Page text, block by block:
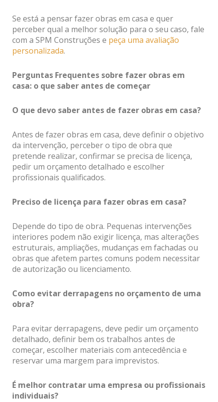
Se está a pensar fazer obras em casa e quer
perceber qual a melhor solução para o seu caso, fale
com a SPM Construções e peça uma avaliação
personalizada.
Perguntas Frequentes sobre fazer obras em
casa: o que saber antes de começar
O que devo saber antes de fazer obras em casa?
Antes de fazer obras em casa, deve definir o objetivo
da intervenção, perceber o tipo de obra que
pretende realizar, confirmar se precisa de licença,
pedir um orçamento detalhado e escolher
profissionais qualificados.
Preciso de licença para fazer obras em casa?
Depende do tipo de obra. Pequenas intervenções
interiores podem não exigir licença, mas alterações
estruturais, ampliações, mudanças em fachadas ou
obras que afetem partes comuns podem necessitar
de autorização ou licenciamento.
Como evitar derrapagens no orçamento de uma
obra?
Para evitar derrapagens, deve pedir um orçamento
detalhado, definir bem os trabalhos antes de
começar, escolher materiais com antecedência e
reservar uma margem para imprevistos.
É melhor contratar uma empresa ou profissionais
individuais?